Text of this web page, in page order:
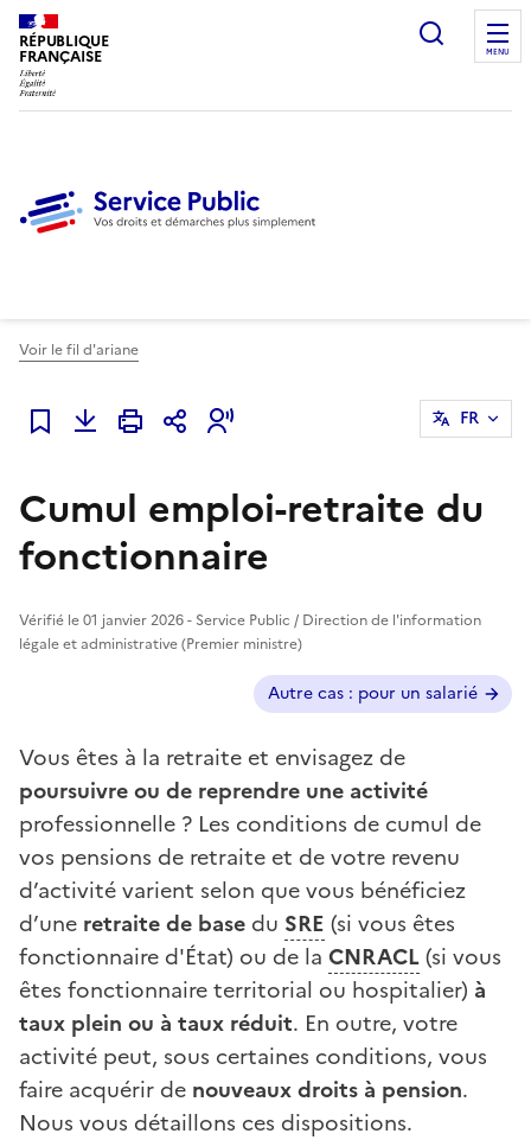
RÉPUBLIQUE
FRANÇAISE
Ouvrir
MENU
Voir le fil d'ariane
Ajouter à mes favoris
FR
Cumul emploi-retraite du
fonctionnaire
Vérifié le 01 janvier 2026 - Service Public / Direction de l'information
légale et administrative (Premier ministre)
Autre cas : pour un salarié
Vous êtes à la retraite et envisagez de
poursuivre ou de reprendre une activité
professionnelle ? Les conditions de cumul de
vos pensions de retraite et de votre revenu
d’activité varient selon que vous bénéficiez
d’une retraite de base du SRE (si vous êtes
fonctionnaire d'État) ou de la CNRACL(si vous
êtes fonctionnaire territorial ou hospitalier) à
taux plein ou à taux réduit. En outre, votre
activité peut, sous certaines conditions, vous
faire acquérir de nouveaux droits à pension.
Nous vous détaillons ces dispositions.